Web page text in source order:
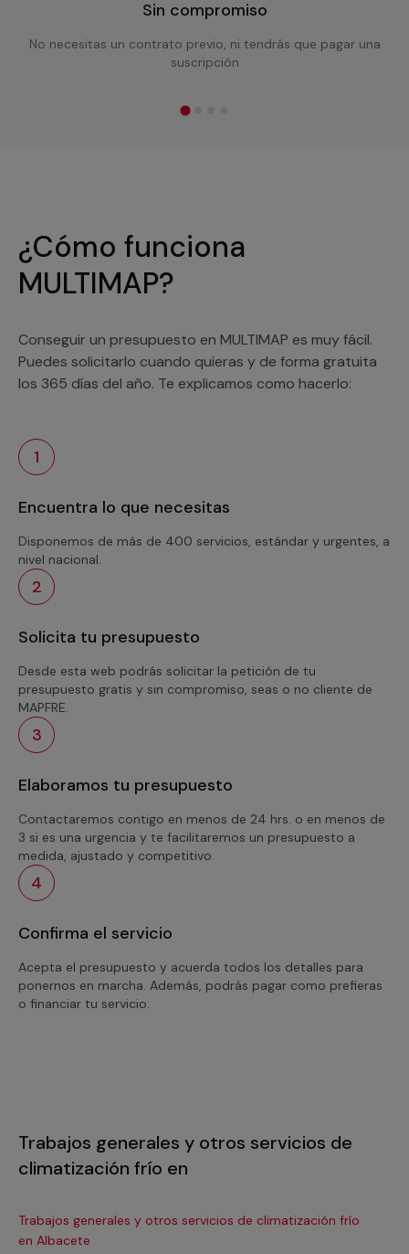
Sin compromiso
No necesitas un contrato previo, ni tendrás que pagar una
suscripción
¿Cómo funciona
MULTIMAP?
Conseguir un presupuesto en MULTIMAP es muy fácil.
Puedes solicitarlo cuando quieras y de forma gratuita
los 365 días del año. Te explicamos como hacerlo:
1
Encuentra lo que necesitas
Disponemos de más de 400 servicios, estándar y urgentes, a
nivel nacional.
2
Solicita tu presupuesto
Desde esta web podrás solicitar la petición de tu
presupuesto gratis y sin compromiso, seas o no cliente de
MAPFRE.
3
Elaboramos tu presupuesto
Contactaremos contigo en menos de 24 hrs. o en menos de
3 si es una urgencia y te facilitaremos un presupuesto a
medida, ajustado y competitivo.
4
Confirma el servicio
Acepta el presupuesto y acuerda todos los detalles para
ponernos en marcha. Además, podrás pagar como prefieras
o financiar tu servicio.
Trabajos generales y otros servicios de
climatización frío en
Trabajos generales y otros servicios de climatización frío
en Albacete